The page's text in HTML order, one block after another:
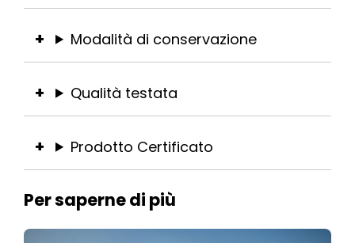
Modalità di conservazione
Qualità testata
Prodotto Certificato
Per saperne di più